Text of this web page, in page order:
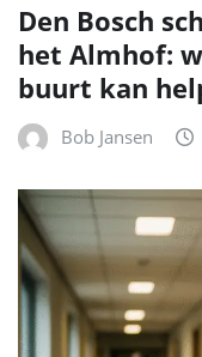
Den Bosch
het Almhof:
buurt kan
Bob Jansen